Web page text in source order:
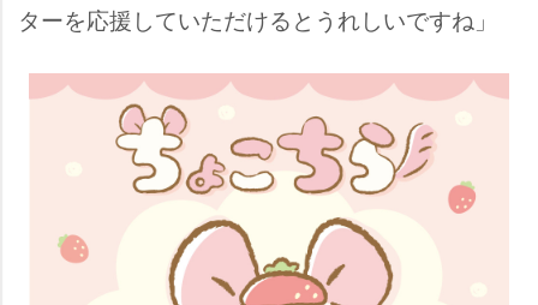
ターを応援していただけるとうれしいですね」